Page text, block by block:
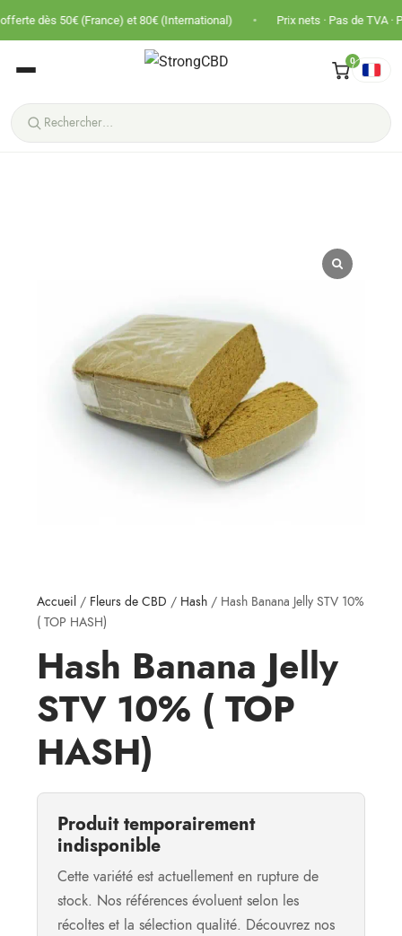
50€ (France) et 80€ (International) • Prix nets · Pas de TVA · Panier
0
Accueil / Fleurs de CBD / Hash / Hash Banana Jelly STV 10%
( TOP HASH)
Hash Banana Jelly
STV 10% ( TOP
HASH)
Produit temporairement
indisponible
Cette variété est actuellement en rupture de
stock. Nos références évoluent selon les
récoltes et la sélection qualité. Découvrez nos